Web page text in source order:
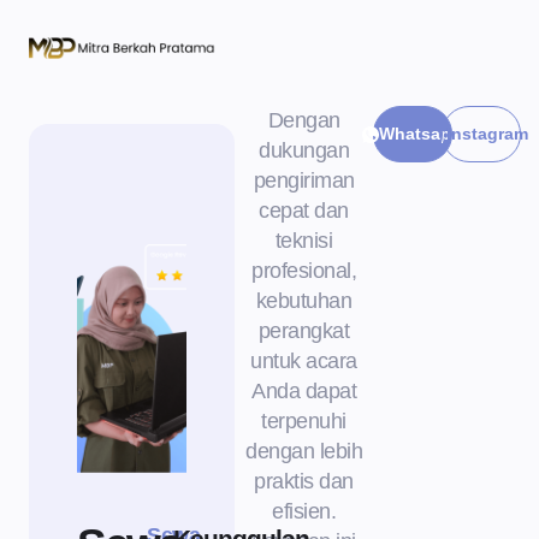
Dengan
dukungan
pengiriman
cepat dan
teknisi
profesional,
kebutuhan
perangkat
untuk acara
Anda dapat
terpenuhi
dengan lebih
praktis dan
efisien.
WhatsappInstagram